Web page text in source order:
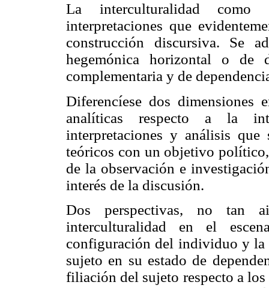
La interculturalidad como
interpretaciones que
construcción discursiva. Se
hegemónica horizontal o de
complementaria y de
Diferencíese dos dimensiones
analíticas respecto a la
interpretaciones y análisis
teóricos con un objetivo
de la observación e
interés de la discusión.
Dos perspectivas, no tan
interculturalidad en el
configuración del individuo y la
sujeto en su estado de
filiación del sujeto respecto a